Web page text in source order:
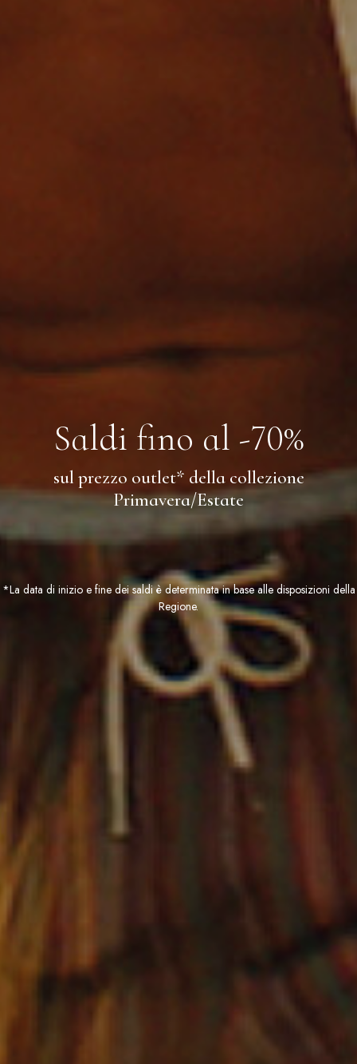
Saldi fino al -70%
sul prezzo outlet* della collezione
Primavera/Estate
*La data di inizio e fine dei saldi è determinata in base alle disposizioni della
Regione.